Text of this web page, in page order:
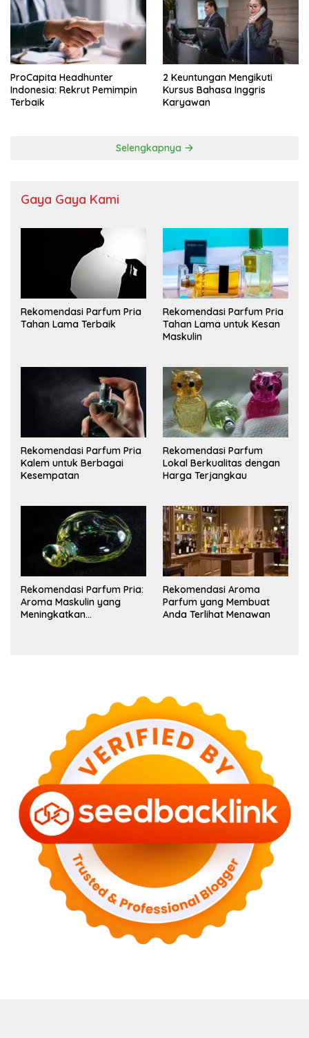
ProCapita Headhunter
Indonesia: Rekrut Pemimpin
Terbaik
2 Keuntungan Mengikuti
Kursus Bahasa Inggris
Karyawan
Selengkapnya
Gaya Gaya Kami
Rekomendasi Parfum Pria
Tahan Lama Terbaik
Rekomendasi Parfum Pria
Tahan Lama untuk Kesan
Maskulin
Rekomendasi Parfum Pria
Kalem untuk Berbagai
Kesempatan
Rekomendasi Parfum
Lokal Berkualitas dengan
Harga Terjangkau
Rekomendasi Parfum Pria:
Aroma Maskulin yang
Meningkatkan
Rekomendasi Aroma
Parfum yang Membuat
Anda Terlihat Menawan